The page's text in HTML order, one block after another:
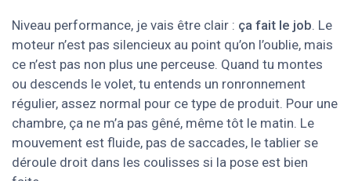
Niveau performance, je vais être clair : ça fait le job. Le
moteur n’est pas silencieux au point qu’on l’oublie, mais
ce n’est pas non plus une perceuse. Quand tu montes
ou descends le volet, tu entends un ronronnement
régulier, assez normal pour ce type de produit. Pour une
chambre, ça ne m’a pas gêné, même tôt le matin. Le
mouvement est fluide, pas de saccades, le tablier se
déroule droit dans les coulisses si la pose est bien